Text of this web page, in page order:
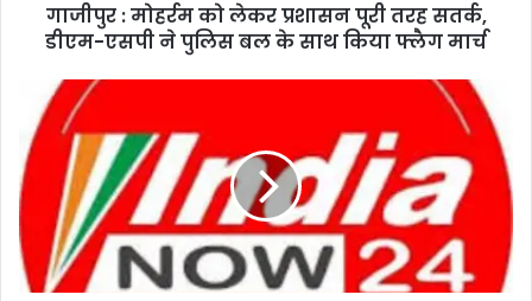
गाजीपुर : मोहर्रम को लेकर प्रशासन पूरी तरह सतर्क,
डीएम-एसपी ने पुलिस बल के साथ किया फ्लैग मार्च